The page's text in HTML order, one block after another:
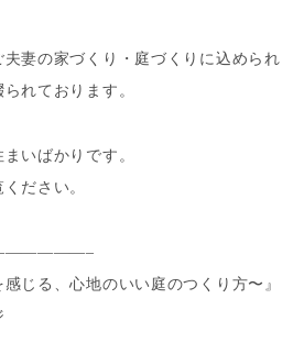
妻の家づくり・庭づくりに込められ
れております。
いばかりです。
ださい。
感じる、心地のいい庭のつくり方〜』